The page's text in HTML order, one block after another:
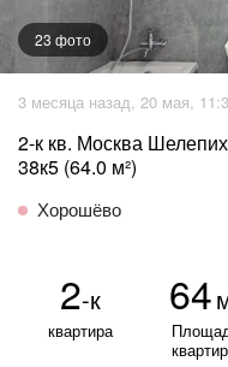
23 фото
3 месяца назад, 20 мая,
2-к кв. Москва
38к5 (64.0 м²)
Хорошёво
2-к
квартира
64